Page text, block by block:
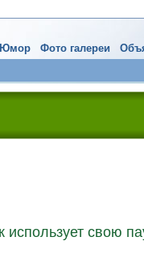
Юмор Фото галереи
свою